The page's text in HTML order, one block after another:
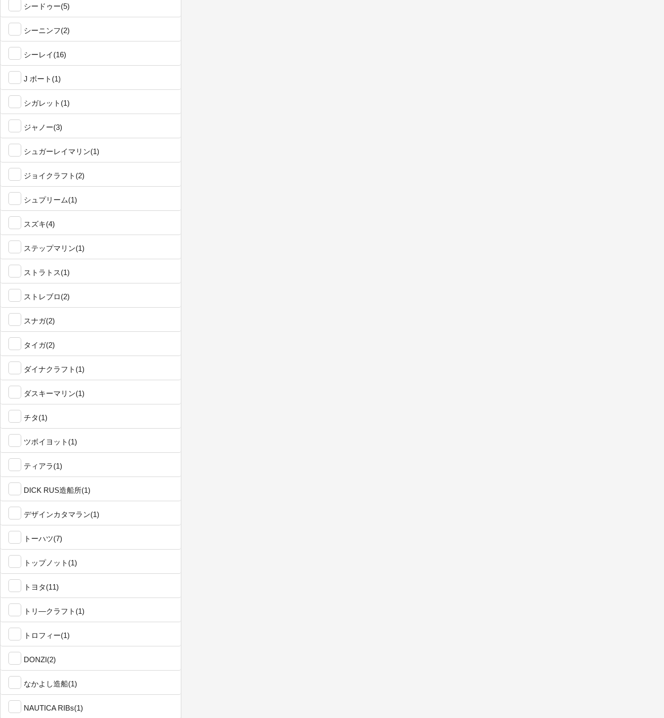
シードゥー(5)
シーニンフ(2)
シーレイ(16)
J ボート(1)
シガレット(1)
ジャノー(3)
シュガーレイマリン(1)
ジョイクラフト(2)
シュプリーム(1)
スズキ(4)
ステップマリン(1)
ストラトス(1)
ストレブロ(2)
スナガ(2)
タイガ(2)
ダイナクラフト(1)
ダスキーマリン(1)
チタ(1)
ツボイヨット(1)
ティアラ(1)
DICK RUS造船所(1)
デザインカタマラン(1)
トーハツ(7)
トップノット(1)
トヨタ(11)
トリ―クラフト(1)
トロフィー(1)
DONZI(2)
なかよし造船(1)
NAUTICA RIBs(1)